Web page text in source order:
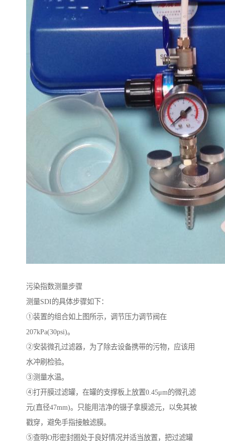
污染指数测量步骤
测量SDI的具体步骤如下：
①装置的组合如上图所示，调节压力调节阀在
207kPa(30psi)。
②安装微孔过滤器，为了除去设备携带的污物，应该用
水冲刷检验。
③测量水温。
④打开膜过滤罐，在罐的支撑板上放置0.45μm的微孔滤
元(直径47mm)。只能用洁净的镊子拿膜滤元，以免其被
戳穿，避免手指接触滤膜。
⑤查明O形密封圈处于良好情况并适当放置，把过滤罐